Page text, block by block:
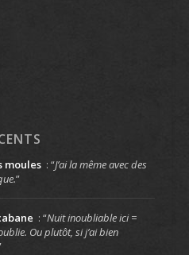
moules : “J’ai la même avec des
”
: “Nuit inoubliable ici =
Ou plutôt, si j’ai bien